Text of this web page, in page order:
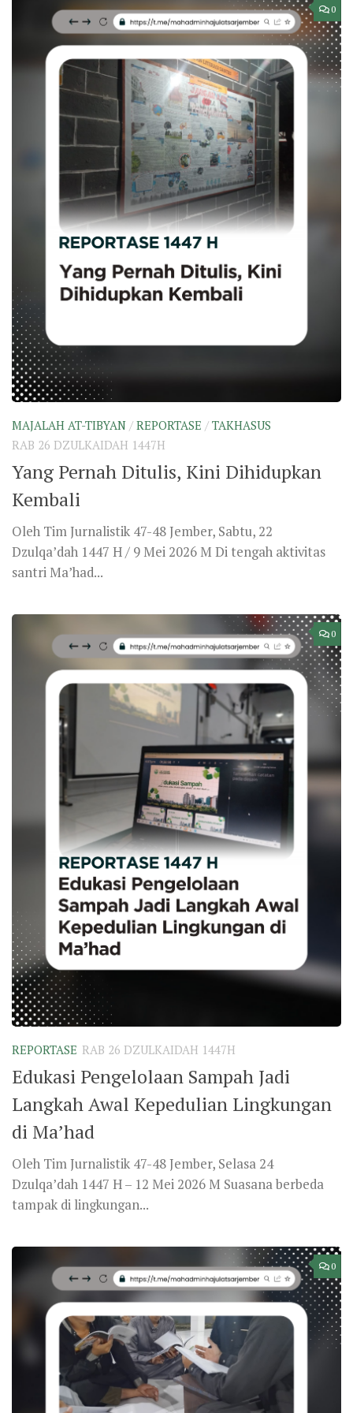
MAJALAH AT-TIBYAN /REPORTASE/TAKHASUS
RAB 26 DZULKAIDAH 1447H
Yang Pernah Ditulis, Kini Dihidupkan
Oleh Tim Jurnalistik 47-48 Jember, Sabtu, 22
Dzulqa’dah 1447 H / 9 Mei 2026 M Di tengah aktivitas
santri Ma’had...
REPORTASE RAB 26 DZULKAIDAH 1447H
Edukasi Pengelolaan Sampah Jadi
Langkah Awal Kepedulian Lingkungan
di Ma’had
Oleh Tim Jurnalistik 47-48 Jember, Selasa 24
Dzulqa’dah 1447 H – 12 Mei 2026 M Suasana berbeda
tampak di lingkungan...
REPORTASE/TAKHASUS SAB 22 DZULKAIDAH 1447H
Malam Muthala’ah Thullab Takhasus
Oleh Tim Jurnalistik 47-48 Jember, Ahad, 16 Dzulqa’dah